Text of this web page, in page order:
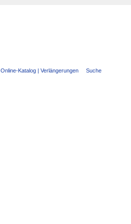
Online-Katalog | Verlängerungen Suche